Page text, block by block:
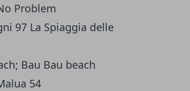
Problem
97 La Spiaggia delle
Bau Bau beach
54